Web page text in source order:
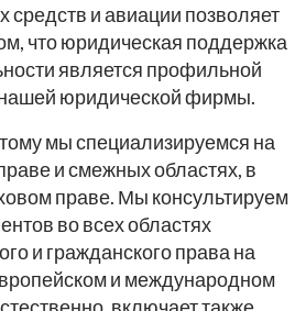
средств и авиации позволяет
что юридическая поддержка
является профильной
юридической фирмы.
мы специализируемся на
и смежных областях, в
праве. Мы консультируем
во всех областях
и гражданского права на
и международном
включает также